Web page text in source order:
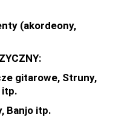
(akordeony,
gitarowe, Struny,
itp.
Banjo itp.